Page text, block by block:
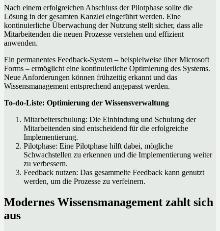
Nach einem erfolgreichen Abschluss der Pilotphase sollte die
Lösung in der gesamten Kanzlei eingeführt werden. Eine
kontinuierliche Überwachung der Nutzung stellt sicher, dass alle
Mitarbeitenden die neuen Prozesse verstehen und effizient
anwenden.
Ein permanentes Feedback-System – beispielweise über Microsoft
Forms – ermöglicht eine kontinuierliche Optimierung des Systems.
Neue Anforderungen können frühzeitig erkannt und das
Wissensmanagement entsprechend angepasst werden.
To-do-Liste: Optimierung der Wissensverwaltung
Mitarbeiterschulung: Die Einbindung und Schulung der
Mitarbeitenden sind entscheidend für die erfolgreiche
Implementierung.
Pilotphase: Eine Pilotphase hilft dabei, mögliche
Schwachstellen zu erkennen und die Implementierung weiter
zu verbessern.
Feedback nutzen: Das gesammelte Feedback kann genutzt
werden, um die Prozesse zu verfeinern.
Modernes Wissensmanagement zahlt sich
aus